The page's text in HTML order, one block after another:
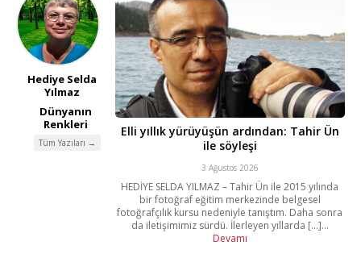
Hediye Selda
Yılmaz
Dünyanın
Renkleri
Tüm Yazıları →
Elli yıllık yürüyüşün ardından: Tahir Ün
ile söyleşi
3 Ağustos 2026
HEDİYE SELDA YILMAZ – Tahir Ün ile 2015 yılında
bir fotoğraf eğitim merkezinde belgesel
fotoğrafçılık kursu nedeniyle tanıştım. Daha sonra
da iletişimimiz sürdü. İlerleyen yıllarda [...]...
Devamı